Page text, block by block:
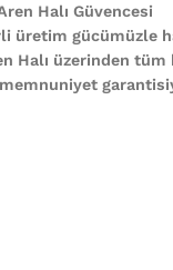
Halı Güvencesi
üretim gücümüzle
Halı üzerinden